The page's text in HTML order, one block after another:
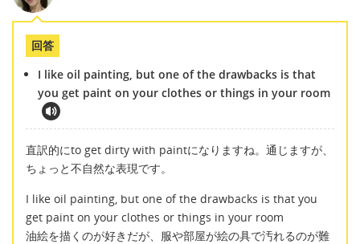
回答
I like oil painting, but one of the drawbacks is that
you get paint on your clothes or things in your room
直訳的にto get dirty with paintになりますね。通じますが、
ちょっと不自然な表現です。
I like oil painting, but one of the drawbacks is that you
get paint on your clothes or things in your room
油絵を描くのが好きだが、服や部屋が絵の具で汚れるのが難